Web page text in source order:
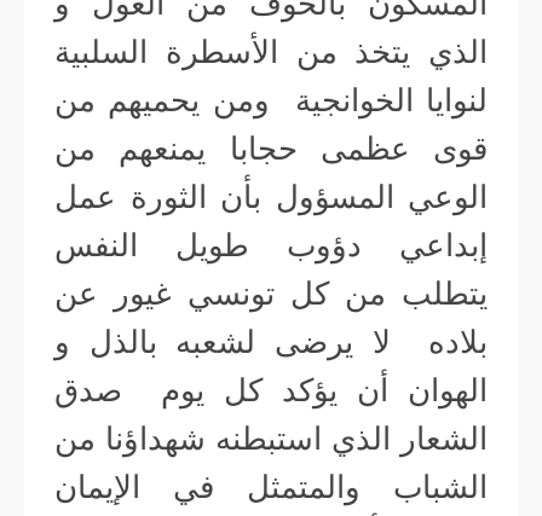
الذي يتخذ من الأسطرة السلبية
لنوايا الخوانجية ومن يحميهم من
قوى عظمى حجابا يمنعهم من
الوعي المسؤول بأن الثورة عمل
إبداعي دؤوب طويل النفس
يتطلب من كل تونسي غيور عن
بلاده لا يرضى لشعبه بالذل و
الهوان أن يؤكد كل يوم صدق
الشعار الذي استبطنه شهداؤنا من
الشباب والمتمثل في الإيمان